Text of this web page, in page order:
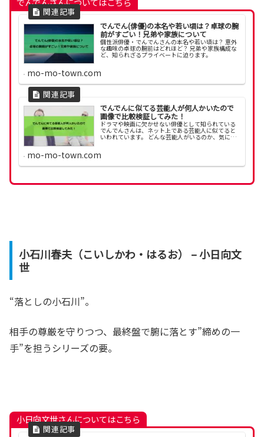
でんでん(俳優)の本名や若い頃は？卓球の腕
前がすごい！兄弟や家族について
個性派俳優・でんでんさんの本名や若い頃は？ 意外
な趣味の卓球の腕前はどれほど？ 兄弟や家族構成な
ど、知られざるプライベートに迫ります。
mo-mo-town.com
でんでんに似てる芸能人が何人かいたので
画像で比較検証してみた！
ドラマや映画に欠かせない俳優として知られている
でんでんさんは、ネット上である芸能人に似てると
いわれています。 どんな芸能人がいるのか、気にな
mo-mo-town.com
小石川春夫（こいしかわ・はるお） – 小日向文
世
“落としの小石川”。
相手の尊厳を守りつつ、最終盤で腑に落とす”締めの一
手”を担うシリーズの要。
小日向文世さんについてはこちら